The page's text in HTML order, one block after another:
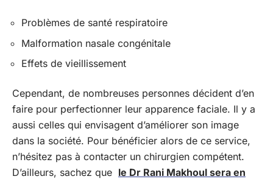
Problèmes de santé respiratoire
Malformation nasale congénitale
Effets de vieillissement
Cependant, de nombreuses personnes décident d’en
faire pour perfectionner leur apparence faciale. Il y a
aussi celles qui envisagent d’améliorer son image
dans la société. Pour bénéficier alors de ce service,
n’hésitez pas à contacter un chirurgien compétent.
D’ailleurs, sachez que le Dr Rani Makhoul sera en